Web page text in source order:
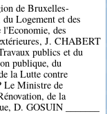
de Bruxelles-
Logement et des
des
J. CHABERT
publics et du
publique, du
la Lutte contre
Le Ministre de
de la
D. GOSUIN _______